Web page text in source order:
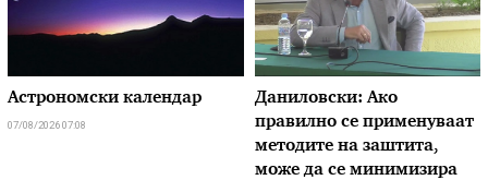
Астрономски календар
07/08/2026 07:08
Даниловски: Ако
правилно се применуваат
методите на заштита,
може да се минимизира